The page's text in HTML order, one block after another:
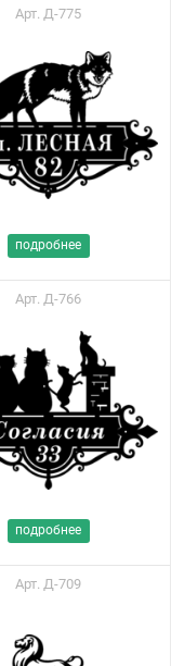
Арт. Д-775
подробнее
Арт. Д-766
подробнее
Арт. Д-709